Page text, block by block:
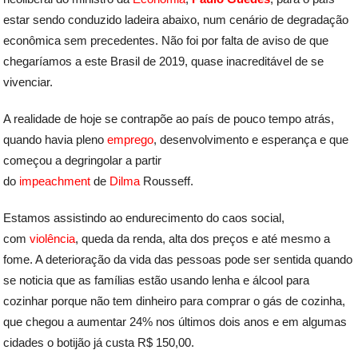
estar sendo conduzido ladeira abaixo, num cenário de degradação
econômica sem precedentes. Não foi por falta de aviso de que
chegaríamos a este Brasil de 2019, quase inacreditável de se
vivenciar.
A realidade de hoje se contrapõe ao país de pouco tempo atrás,
quando havia plenoemprego, desenvolvimento e esperança e que
começou a degringolar a partir
do impeachment de Dilma Rousseff.
Estamos assistindo ao endurecimento do caos social,
comviolência, queda da renda, alta dos preços e até mesmo a
fome. A deterioração da vida das pessoas pode ser sentida quando
se noticia que as famílias estão usando lenha e álcool para
cozinhar porque não tem dinheiro para comprar o gás de cozinha,
que chegou a aumentar 24% nos últimos dois anos e em algumas
cidades o botijão já custa R$ 150,00.